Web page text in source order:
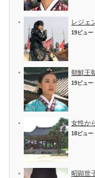
レジェ
19ビュー
朝鮮王
19ビュー
女性か
18ビュー
昭顕世